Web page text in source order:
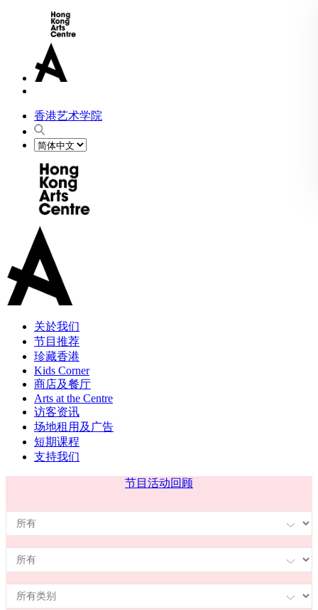
香港艺术学院
关於我们
节目推荐
珍藏香港
Kids Corner
商店及餐厅
Arts at the Centre
访客资讯
场地租用及广告
短期课程
支持我们
节目 活动回顾